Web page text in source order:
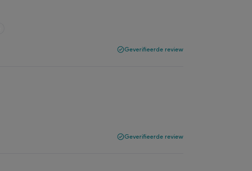
Geverifieerde review
Geverifieerde review